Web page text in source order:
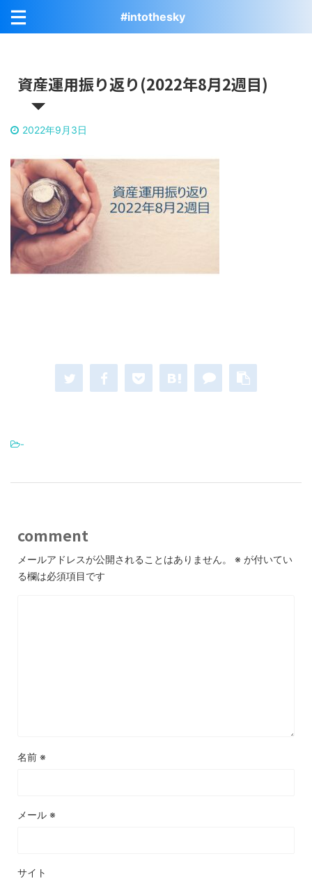
#intothesky
資産運用振り返り(2022年8月2週目)
2022年9月3日
-
comment
メールアドレスが公開されることはありません。 ※ が付いてい
る欄は必須項目です
名前 ※
メール ※
サイト